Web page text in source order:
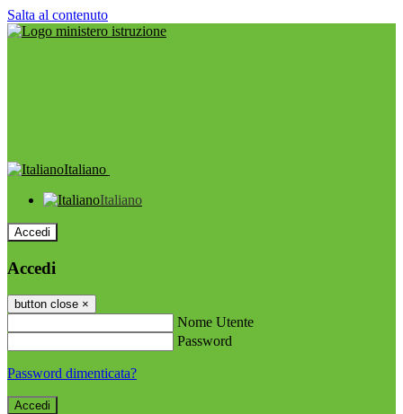
Salta al contenuto
Italiano
Italiano
Accedi
Accedi
button close ×
Nome Utente
Password
Password dimenticata?